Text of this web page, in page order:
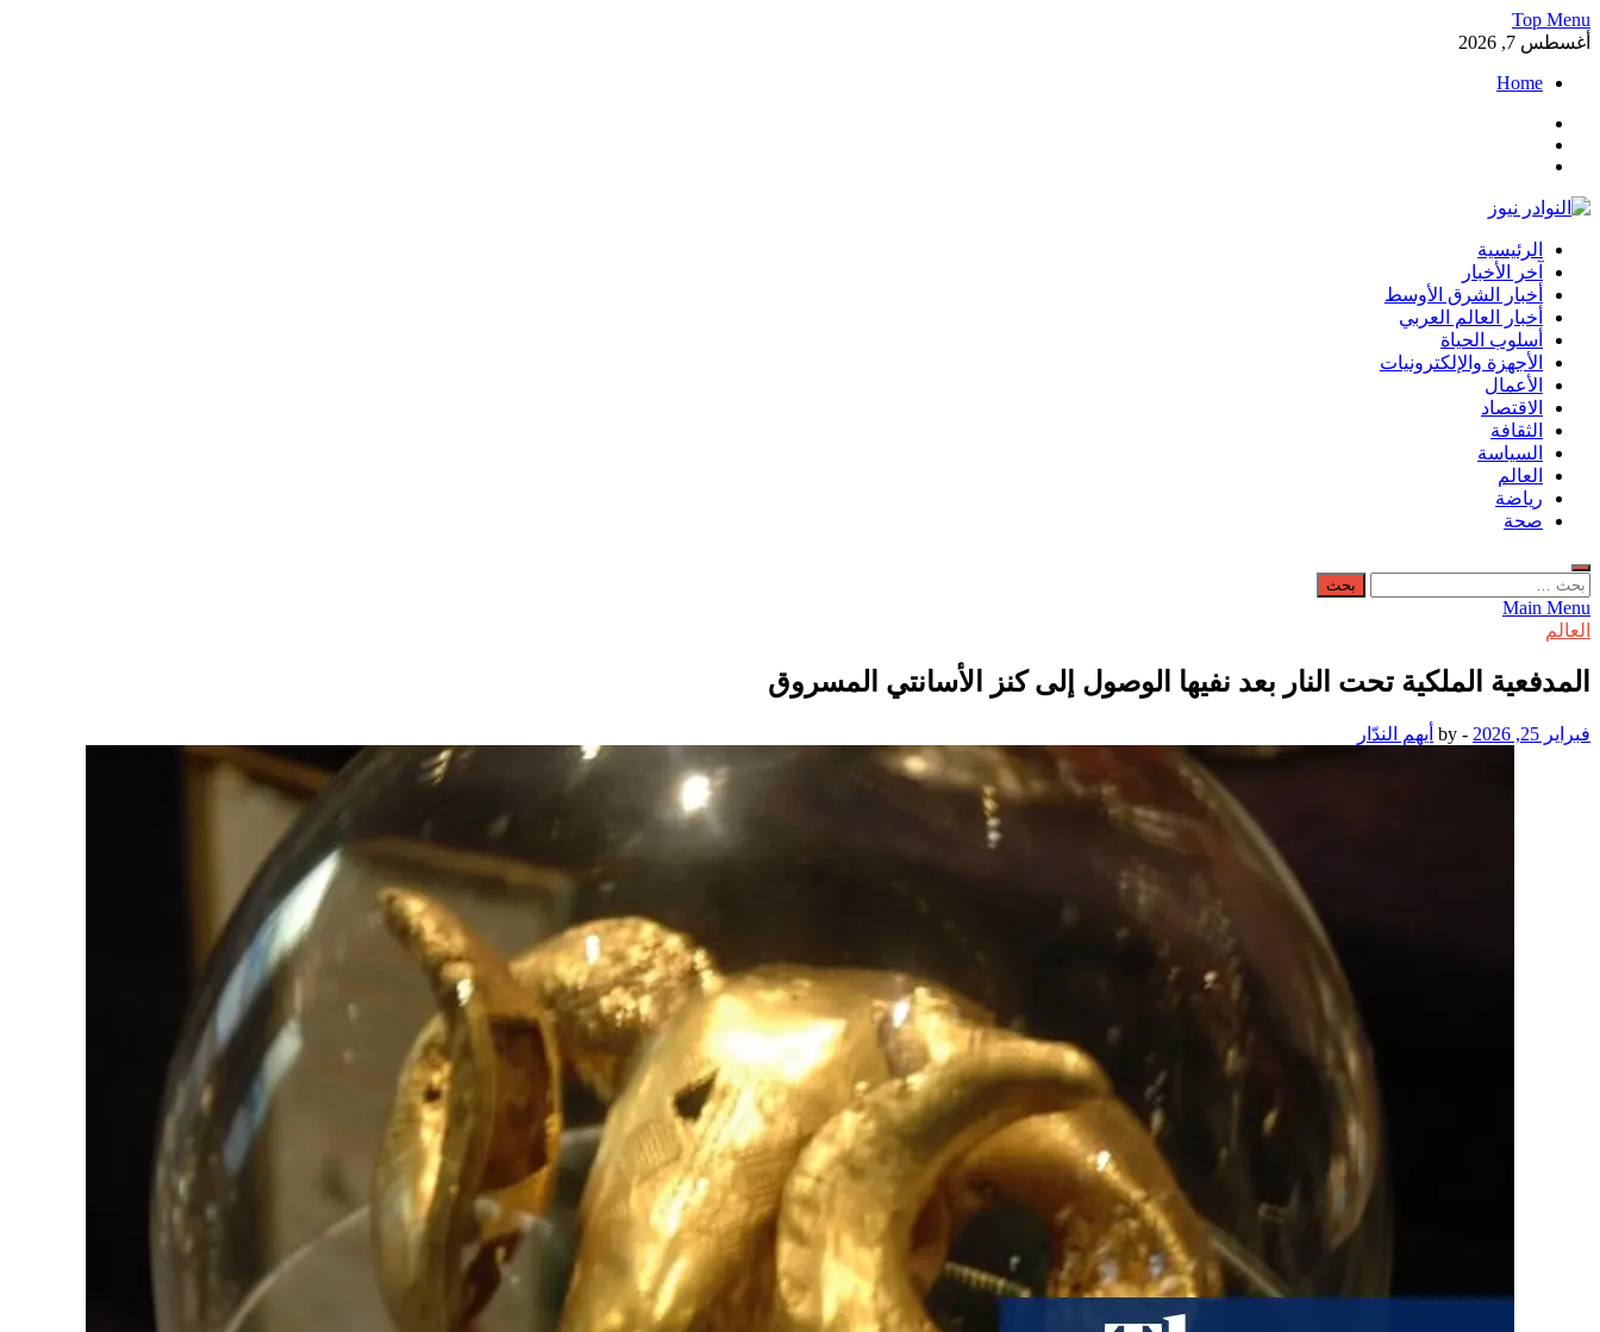
Skip
to
Top Menu
أغسطس 7, 2026
Home
النوادر نيوز
موقع إخباري عربي مستقل ينقل آخر الأخبار والتقارير من العالم العربي والعالمي
الرئيسية
آخر الأخبار
أخبار الشرق الأوسط
أخبار العالم العربي
أسلوب الحياة
الأجهزة والإلكترونيات
الأعمال
الاقتصاد
الثقافة
السياسة
العالم
رياضة
صحة
البحث
عن:
Main Menu
العالم
المدفعية الملكية تحت النار بعد نفيها الوصول إلى كنز الأسانتي المسروق
فبراير 25, 2026 -
by أيهم الندّار